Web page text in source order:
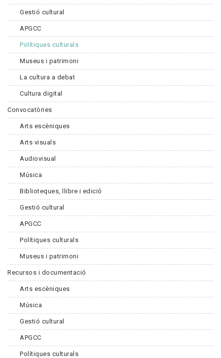
Gestió cultural
APGCC
Polítiques culturals
Museus i patrimoni
La cultura a debat
Cultura digital
Convocatòries
Arts escèniques
Arts visuals
Audiovisual
Música
Biblioteques, llibre i edició
Gestió cultural
APGCC
Polítiques culturals
Museus i patrimoni
Recursos i documentació
Arts escèniques
Música
Gestió cultural
APGCC
Polítiques culturals